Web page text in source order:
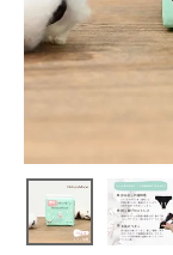
ホーム
カテゴリーから探す
美容・コスメ・香水